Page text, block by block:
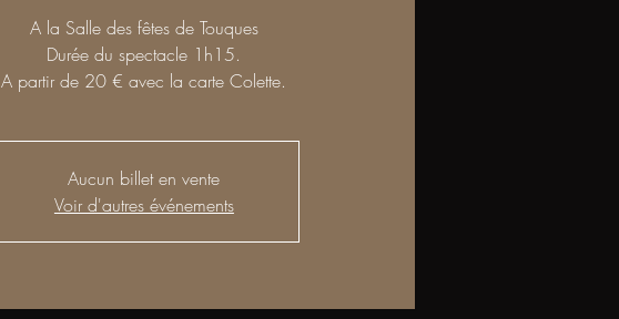
A la Salle des fêtes de Touques
Durée du spectacle 1h15.
A partir de 20 € avec la carte Colette.
Aucun billet en vente
Voir d'autres événements